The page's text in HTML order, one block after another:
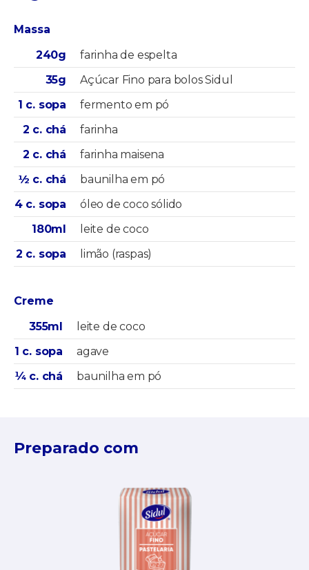
Massa
240g
farinha de espelta
35g
Açúcar Fino para bolos Sidul
1 c. sopa
fermento em pó
2 c. chá
farinha
2 c. chá
farinha maisena
½ c. chá
baunilha em pó
4 c. sopa
óleo de coco sólido
180ml
leite de coco
2 c. sopa
limão (raspas)
Creme
355ml
leite de coco
1 c. sopa
agave
¼ c. chá
baunilha em pó
Preparado com